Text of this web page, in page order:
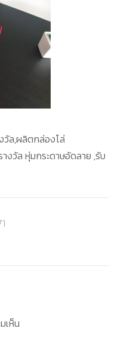
วัล,ผลิตกล่องโล่
งวัล หุ่มกระดาษอัดลาย ,รับ
เห็น